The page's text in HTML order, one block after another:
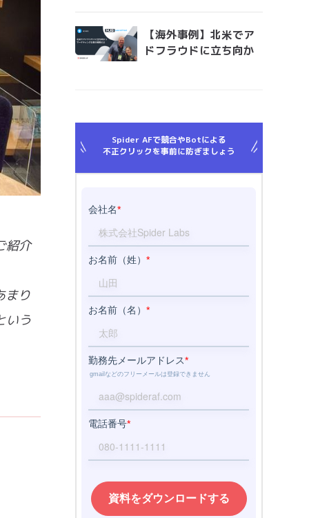
紹介
まり
いう
るアドフラウド対策と
は？「Spider AFの導
入で、クリエイティブ
効果測定の精度が上が
【海外事例】北米でア
ドフラウドに立ち向か
Spider AFで競合やBotによる
不正クリックを事前に防ぎましょう